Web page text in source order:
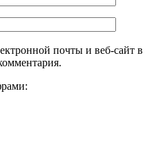
почты и веб-сайт в